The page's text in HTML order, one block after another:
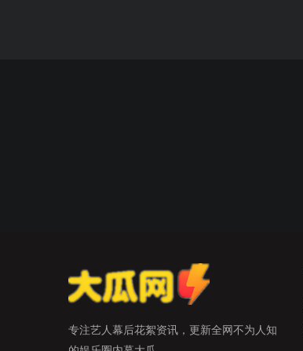
专注艺人幕后花絮资讯，更新全网不为人知